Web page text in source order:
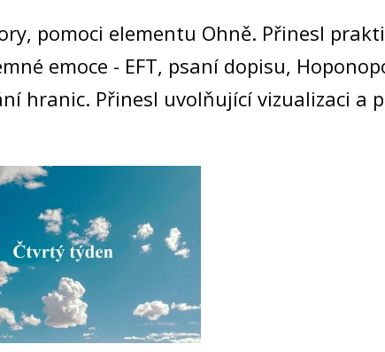
pomoci elementu Ohně. Přinesl
emoce - EFT, psaní dopisu,
hranic. Přinesl uvolňující vizualizaci a